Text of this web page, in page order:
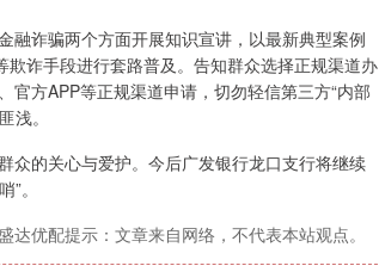
融诈骗两个方面开展知识宣讲，以最新典型案例
诈手段进行套路普及。告知群众选择正规渠道办
方APP等正规渠道申请，切勿轻信第三方“内部
浅。
众的关心与爱护。今后广发银行龙口支行将继续
。
达优配提示：文章来自网络，不代表本站观点。